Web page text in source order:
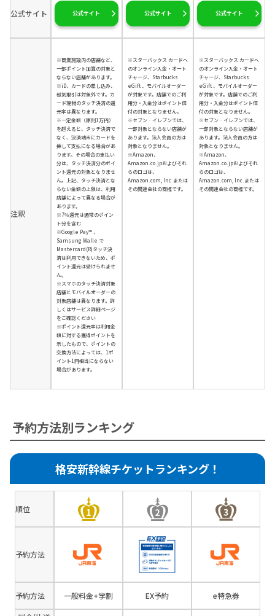
公式サイト 公式サイト 公式サイト 公式サイト
注釈
※商業施設内の店舗など、
一部ポイント加算の対象と
ならない店舗があります。
※iD、カードの差し込み、
磁気取引は対象外です。カ
ード現物のタッチ決済の還
元率は異なります。
※一定金額（原則1万円）
を超えると、タッチ決済で
なく、決済端末にカードを
挿して支払になる場合があ
ります。その場合の支払い
分は、タッチ決済分のポイ
ント還元の対象となりませ
ん。上記、タッチ決済とな
らない金額の上限は、利用
店舗によって異なる場合が
あります。
※7％還元は通常のポイン
ト分を含む
※Google Pay™ 、
Samsung Walle で
Mastercard(R)タッチ決
済は利用できないため、ポ
イント還元は受けられませ
ん。
※スマホのタッチ決済対象
店舗とモバイルオーダーの
対象店舗は異なります。詳
しくはサービス詳細ページ
をご確認ください
※ポイント還元率は利用金
額に対する獲得ポイントを
示したもので、ポイントの
交換方法によっては、1ポ
イント1円相当にならない
場合があります。
※スターバックス カードへ
のオンライン入金・オート
チャージ、Starbucks
eGift 、モバイルオーダー
が対象です。店舗でのご利
用分・入金分はポイント倍
付の対象となりません。
※セブン‐イレブンでは、
一部対象とならない店舗が
あります。法人会員の方は
対象となりません。
※Amazon、
Amazon.co.jpおよびそれ
らのロゴは、
Amazon.com, Inc.または
その関連会社の商標です。
※スターバックス カードへ
のオンライン入金・オート
チャージ、Starbucks
eGift 、モバイルオーダー
が対象です。店舗でのご利
用分・入金分はポイント倍
付の対象となりません。
※セブン‐イレブンでは、
一部対象とならない店舗が
あります。法人会員の方は
対象となりません。
※Amazon、
Amazon.co.jpおよびそれ
らのロゴは、
Amazon.com, Inc.または
その関連会社の商標です。
予約方法別ランキング
格安新幹線チケットランキング！
順位
予約方法
予約方法 一般料金+学割 EX予約 e特急券